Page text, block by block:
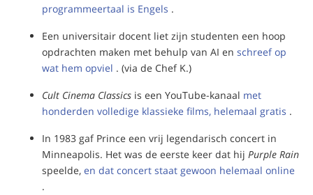
programmeertaal is Engels .
Een universitair docent liet zijn studenten een hoop
opdrachten maken met behulp van AI en schreef op
wat hem opviel . (via de Chef K.)
Cult Cinema Classics is een YouTube-kanaal met
honderden volledige klassieke films, helemaal gratis .
In 1983 gaf Prince een vrij legendarisch concert in
Minneapolis. Het was de eerste keer dat hij Purple Rain
speelde, en dat concert staat gewoon helemaal online
.